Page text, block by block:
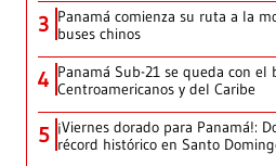
3 Panamá comienza su ruta a la
buses chinos
4 Panamá Sub-21 se queda con el
Centroamericanos y del Caribe
5 ¡Viernes dorado para Panamá!:
récord histórico en Santo